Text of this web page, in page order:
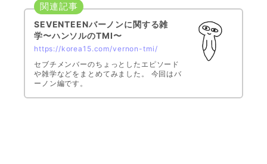
SEVENTEENバーノンに関する雑
学〜ハンソルのTMI〜
https://korea15.com/vernon-tmi/
セブチメンバーのちょっとしたエピソード
や雑学などをまとめてみました。 今回はバ
ーノン編です。